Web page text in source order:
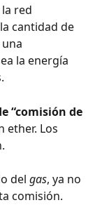
red
cantidad de
la energía
“comisión de
ether. Los
del gas, ya no
comisión.